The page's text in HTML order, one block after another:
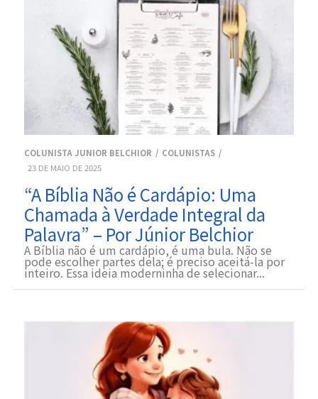
COLUNISTA JUNIOR BELCHIOR
COLUNISTAS
23 DE MAIO DE 2025
“A Bíblia Não é Cardápio: Uma
Chamada à Verdade Integral da
Palavra” – Por Júnior Belchior
A Bíblia não é um cardápio, é uma bula. Não se
pode escolher partes dela; é preciso aceitá-la por
inteiro. Essa ideia moderninha de selecionar...